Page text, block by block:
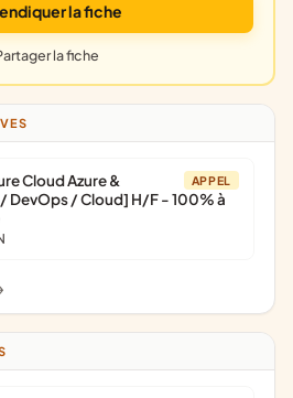
la fiche
la fiche
APPEL
Cloud Azure &
DevOps / Cloud] H/F - 100% à